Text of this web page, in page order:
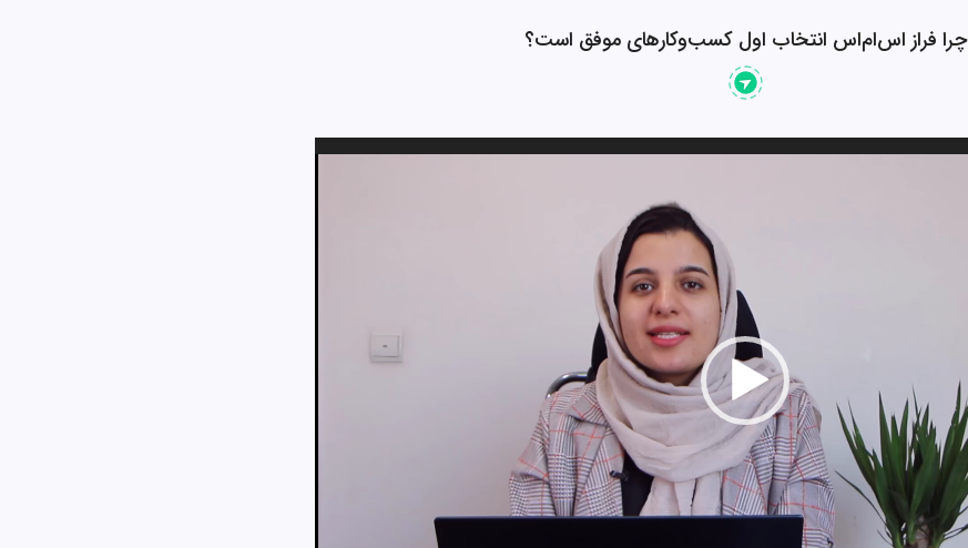
چرا فراز اس‌ام‌اس انتخاب اول کسب‌وکارهای موفق است؟
نمایشگر